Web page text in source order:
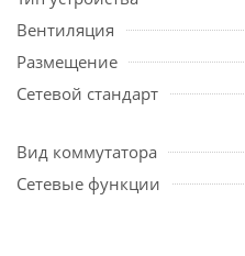
Вентиляция
Размещение
Сетевой стандарт
Вид коммутатора
Сетевые функции